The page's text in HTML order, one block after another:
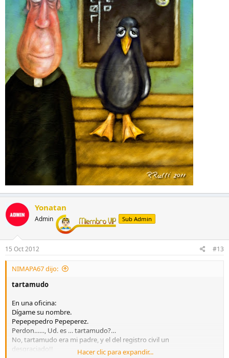
Yonatan
Admin Sub Admin
15 Oct 2012 #13
NIMAPA67 dijo:
tartamudo
En una oficina:
Dígame su nombre.
Pepepepedro Pepeperez.
Perdon……, Ud. es … tartamudo?…
No, tartamudo era mi padre, y el del registro civil un
desgraciado!!
Hacer clic para expandir...